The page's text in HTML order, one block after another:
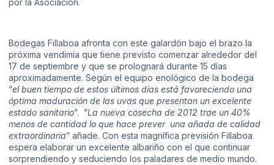
por la Asociación.
Bodegas Fillaboa afronta con este galardón bajo el brazo la
próxima vendimia que tiene previsto comenzar alrededor del
17 de septiembre y que se prolognará durante 15 días
aproximadamente. Según el equipo enológico de la bodega
“el buen tiempo de estos últimos días está favoreciendo una
óptima maduración de las uvas que presentan un excelente
estado sanitario”. “La nueva cosecha de 2012 trae un 40%
menos de cantidad lo que hace prever una añada de calidad
extraordinaria” añade. Con esta magnífica previsión Fillaboa
espera elaborar un excelente albariño con el que continuar
sorprendiendo y seduciendo los paladares de medio mundo.